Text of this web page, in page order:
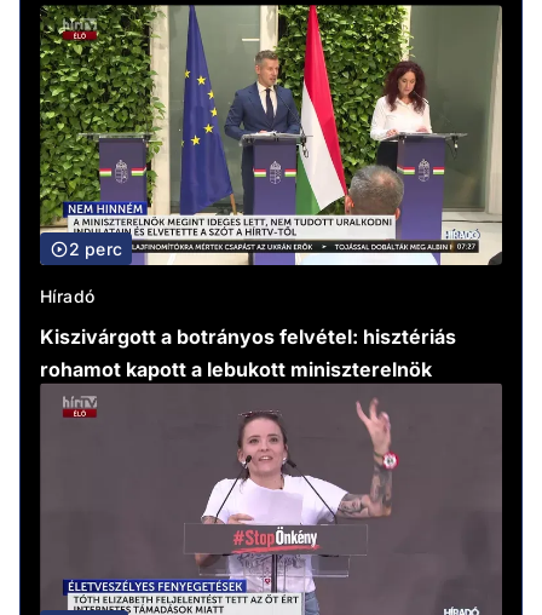
2 perc
Híradó
Kiszivárgott a botrányos felvétel: hisztériás
rohamot kapott a lebukott miniszterelnök